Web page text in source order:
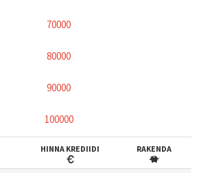
70000
80000
90000
100000
HINNA KREDIIDI RAKENDA